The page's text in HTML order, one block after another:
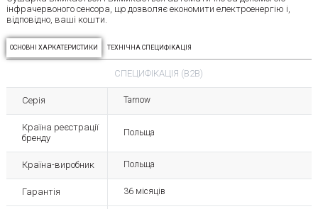
інфрачервоного сенсора, що дозволяє економити електроенергію і,
відповідно, ваші кошти.
ОСНОВНІ ХАРКАТЕРИСТИКИ ТЕХНІЧНА СПЕЦИФІКАЦІЯ
СПЕЦИФІКАЦІЯ (B2B)
Серія Tarnow
Країна реєстрації
бренду
Польща
Країна-виробник Польща
Гарантія 36 місяців